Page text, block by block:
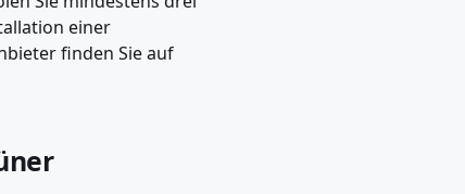
einer
finden Sie auf